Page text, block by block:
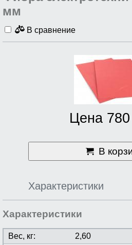
мм
В сравнение
Цена 780
В
Характеристики
Характеристики
Вес, кг:
2,60